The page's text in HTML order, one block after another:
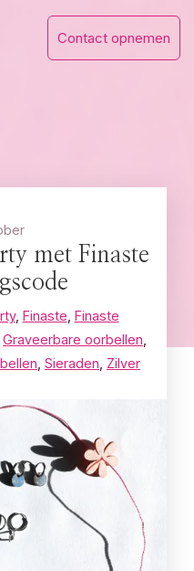
Contact opnemen
met Finaste
, Finaste Finaste
Graveerbare oorbellen
Sieraden Zilver